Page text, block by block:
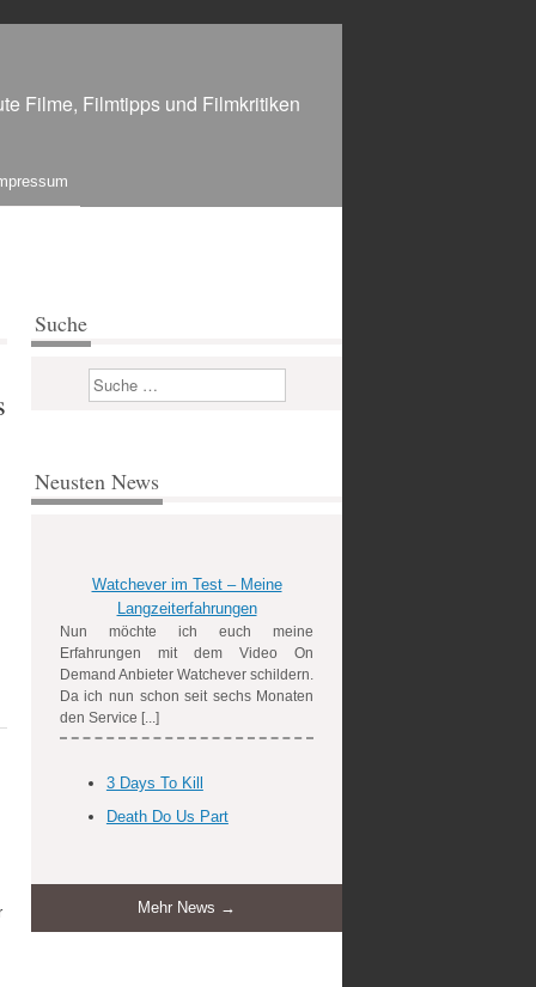
Filme, Filmtipps und Filmkritiken
Suche
Suchen
Neusten News
Watchever im Test – Meine
Langzeiterfahrungen
Nun möchte ich euch meine
Erfahrungen mit dem Video On
Demand Anbieter Watchever schildern.
Da ich nun schon seit sechs Monaten
den Service [...]
3 Days To Kill
Death Do Us Part
Mehr News →